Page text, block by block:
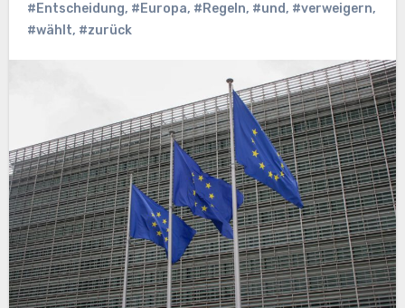
#Entscheidung, #Europa, #Regeln, #und, #verweigern,
#wählt, #zurück